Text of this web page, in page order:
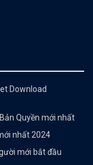
Download
Quyền mới nhất
nhất 2024
mới bắt đầu